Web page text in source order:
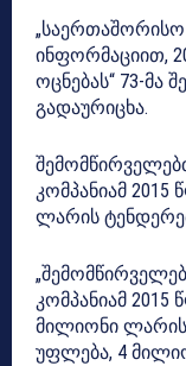
ინფორმაციით,
ოცნებას“ 73-მა
გადაურიცხა.
კომპანიამ
ლარის
კომპანიამ
მილიონი ლარის
უფლება, 4